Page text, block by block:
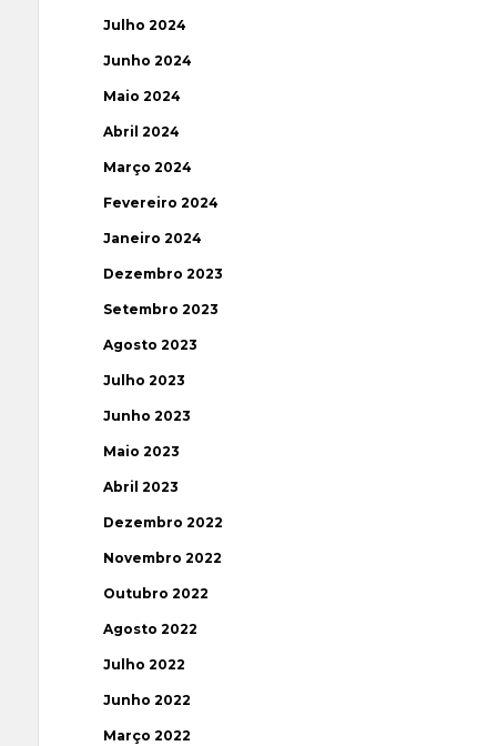
Julho 2024
Junho 2024
Maio 2024
Abril 2024
Março 2024
Fevereiro 2024
Janeiro 2024
Dezembro 2023
Setembro 2023
Agosto 2023
Julho 2023
Junho 2023
Maio 2023
Abril 2023
Dezembro 2022
Novembro 2022
Outubro 2022
Agosto 2022
Julho 2022
Junho 2022
Março 2022